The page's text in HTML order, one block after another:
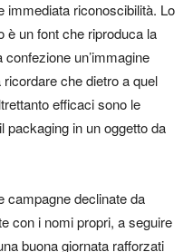
immediata riconoscibilità. Lo
è unfont che riproduca la
un’immagine
che dietro a quel
efficaci sono le
packaging in un oggetto da
campagne declinate da
con i nomi propri, a seguire
buona giornata rafforzati